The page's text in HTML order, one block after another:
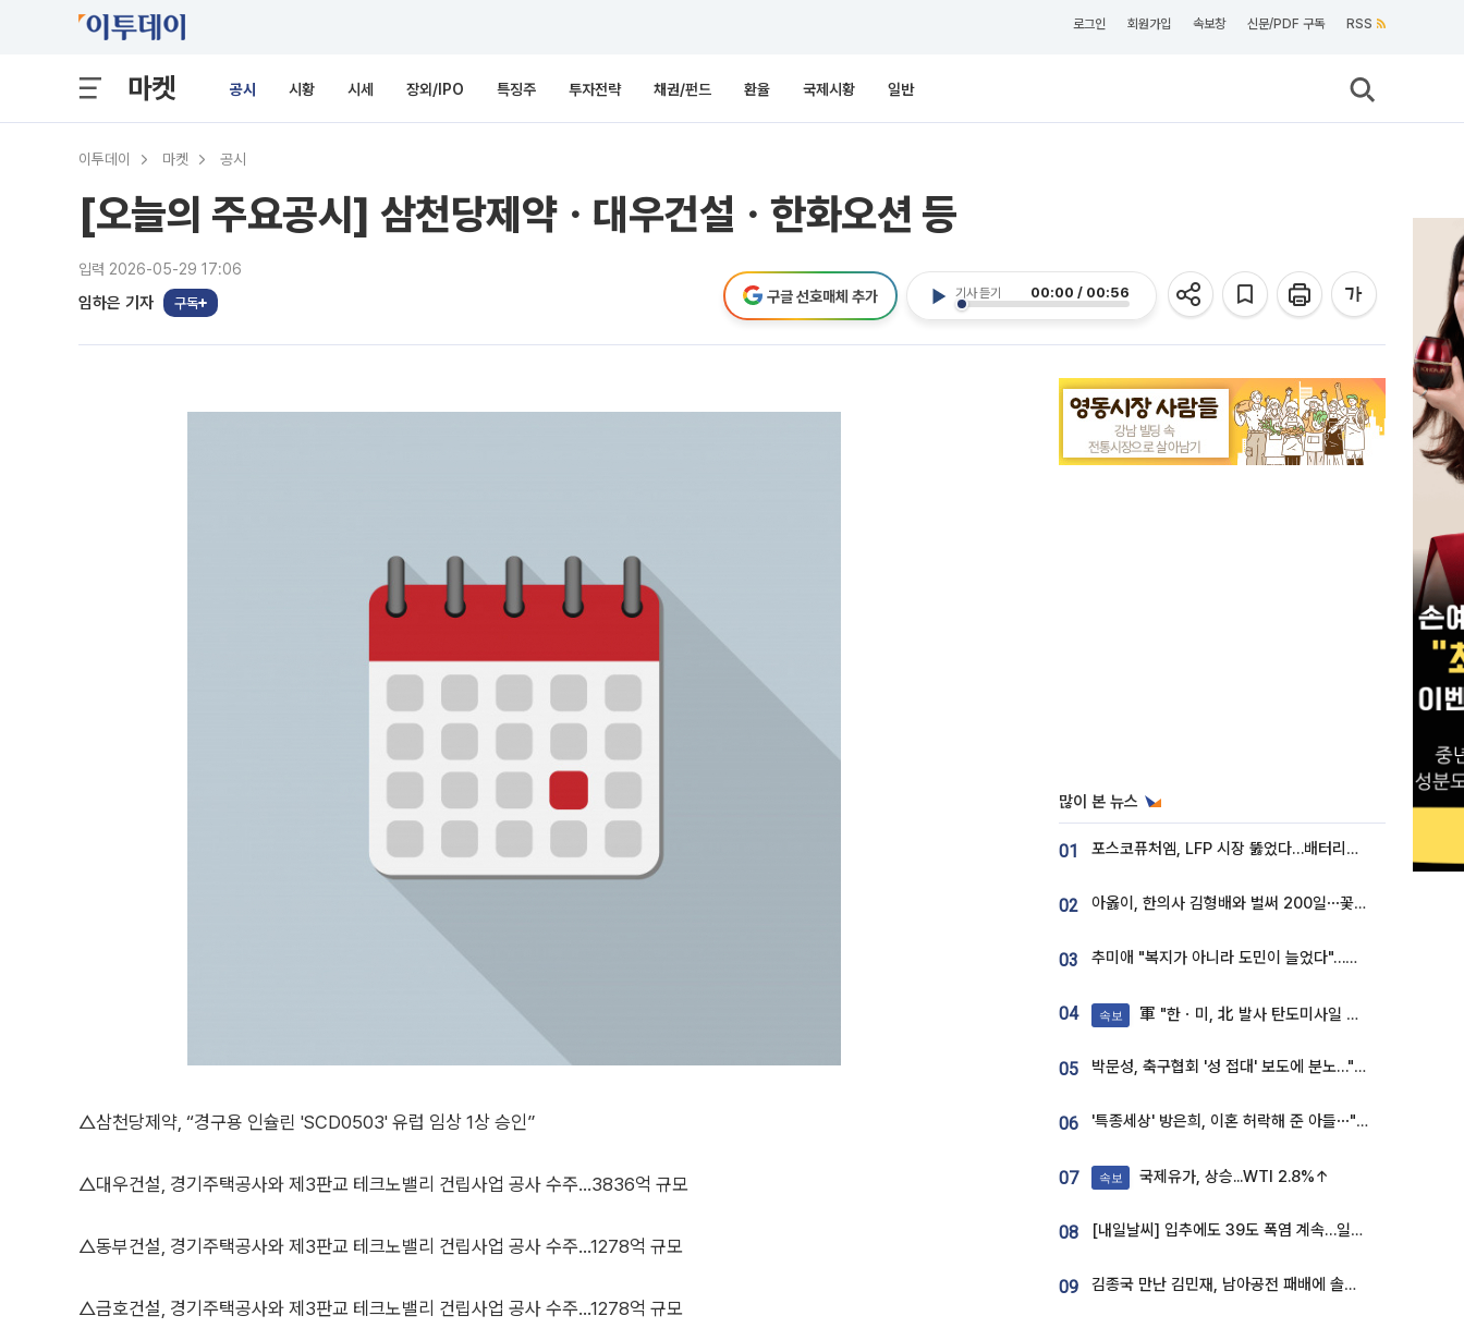
로그인 회원가입 속보창 신문/PDF 구독 RSS
마켓 공시 시황 시세 장외/IPO 특징주 투자전략 채권/펀드 환율 국제시황 일반
이투데이 마켓 공시
[오늘의 주요공시] 삼천당제약ㆍ대우건설ㆍ한화오션 등
입력 2026-05-29 17:06
임하은 기자 구독
기사 듣기 00:00 / 00:56
구글 선호매체 추가
△삼천당제약, “경구용 인슐린 'SCD0503' 유럽 임상 1상 승인”
△대우건설, 경기주택공사와 제3판교 테크노밸리 건립사업 공사 수주...3836억 규모
△동부건설, 경기주택공사와 제3판교 테크노밸리 건립사업 공사 수주...1278억 규모
△금호건설, 경기주택공사와 제3판교 테크노밸리 건립사업 공사 수주...1278억 규모
많이 본 뉴스
01 포스코퓨처엠, LFP 시장 뚫었다…배터리사와 대규모 장기 공급 합의
02 아옳이, 한의사 김형배와 벌써 200일⋯꽃다발 들고 "프러포즈 아냐"
03 추미애 "복지가 아니라 도민이 늘었다"…재정난 책임론 정면돌파
04 속보 軍 "한ㆍ미, 北 발사 탄도미사일 제원 정밀분석 중"
05 박문성, 축구협회 '성 접대' 보도에 분노…"다 말아먹으려고 작정했나"
06 '특종세상' 방은희, 이혼 허락해 준 아들⋯"너무 잘 커줬다" 오열
07 속보 국제유가, 상승...WTI 2.8%↑
08 [내일날씨] 입추에도 39도 폭염 계속…일부 지역 소나기
09 김종국 만난 김민재, 남아공전 패배에 솔직한 속내⋯"선수들도 못하긴 했다"